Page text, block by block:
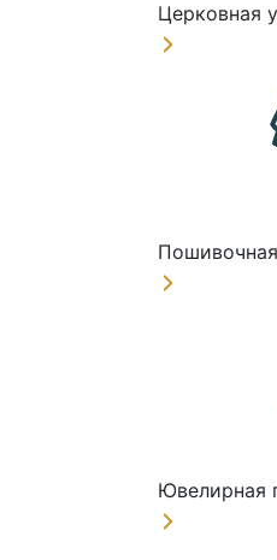
Церковная
Ювелирная